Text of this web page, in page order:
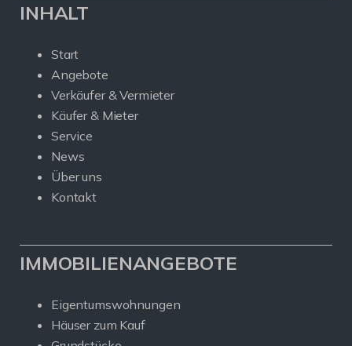
INHALT
Start
Angebote
Verkäufer & Vermieter
Käufer & Mieter
Service
News
Über uns
Kontakt
IMMOBILIENANGEBOTE
Eigentumswohnungen
Häuser zum Kauf